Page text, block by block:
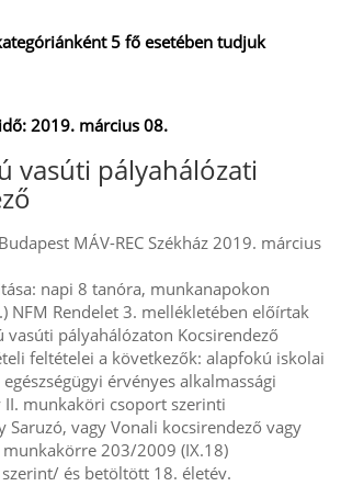
5 fő esetében tudjuk
2019. március 08.
vasúti pályahálózati
MÁV-REC Székház 2019. március
napi 8 tanóra, munkanapokon
NFM Rendelet 3. mellékletében előírtak
vasúti pályahálózaton Kocsirendező
feltételei a következők: alapfokú iskolai
érvényes alkalmassági
II. munkaköri csoport szerinti
Saruzó, vagy Vonali kocsirendező vagy
203/2009 (IX.18)
és betöltött 18. életév.